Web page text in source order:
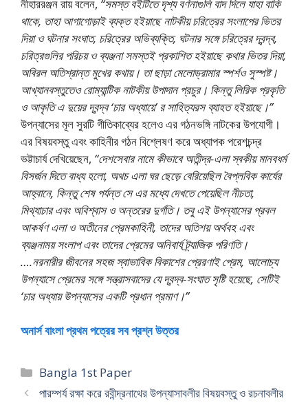
নীহাররঞ্জন রায় বলেন, “সমস্ত বইটিতে দৃশ্য বর্ণনাগুলি বাদ দিলে যাহা বাকি
থাকে, তাহা আগাগােড়াই ব্যক্ত হইয়াছে নাটকীয় চরিত্রের সংলাপের ভিতর
দিয়া ও ঘটনার সংঘাত, চরিত্রের অভিব্যক্তি, ঘটনার সঙ্গে চরিত্রের দ্বন্দ্ব,
চরিত্রগুলির পরিচয় ও ব্যঞ্জনা সমস্তই প্রকাশিত হইয়াছে কথার ভিতর দিয়া,
অবিরল অতিশ্রান্ত মুখের কথায়। তা ছাড়া মেলােড্রামার স্পর্শও সুস্পষ্ট।
আখ্যানবস্তুতেও রােম্যান্টিক নাটকীয় উপাদান প্রচুর। কিন্তু লিরিক প্রকৃতি
ও আকৃতি এ দুয়ের দ্বন্দ্ব ‘চার অধ্যায়ে’ র সাহিত্যরস ব্যাহত হইয়াছে।”
উপন্যাসের মূল সুরটি গীতিকাব্যের হলেও এর গঠনভঙ্গি নাটকের উপযােগী।
এর বিষয়বস্তু এবং কাহিনীর গঠন বিশ্লেষণ করে অধ্যাপক পরেশচন্দ্র
ভট্টাচার্য দেখিয়েছেন, “দেশসেবার নামে কীভাবে অতীন্দ্র-এলা স্বকীয় মানবধর্ম
বিসর্জন দিতে বাধ্য হলাে, অথচ এলা ঘর ছেড়ে বেরিয়েছিল বৈপ্লবিক কার্যের
আহ্বানে, কিন্তু শেষ পর্যন্ত সে এর মধ্যে দেখতে পেয়েছিল নীচতা,
মিথ্যাচার এবং অবিশ্বাস ও অন্তরের দুর্গতি। তবু এই উপন্যাসের প্রবল
আকর্ষণ এলা ও অতীনের প্রেমকাহিনী, তাদের অতিশয় অর্থবহ এবং
ব্যঞ্জনাময় সংলাপ এবং তাদের প্রেমের অনিবার্য ট্র্যাজিক পরিণতি।
….নরনারীর জীবনের সহজ স্বাভাবিক বিকাশের প্রেরণাই প্রেম, আলােচ্য
উপন্যাসে প্রেমের সঙ্গে সন্ত্রাসবাদের যে দ্বন্দ্ব-সংঘাত সৃষ্টি হয়েছে, সেটিই
‘চার অধ্যায় উপন্যাসের একটি প্রধান প্রমাণ।”
অনার্স বাংলা প্রথম পত্রের সব প্রশ্ন উত্তর
Categories
Bangla 1st Paper
পারম্পর্য রক্ষা করে রবীন্দ্রনাথের উপন্যাসাবলীর বিষয়বস্তু ও রচনাবলীর